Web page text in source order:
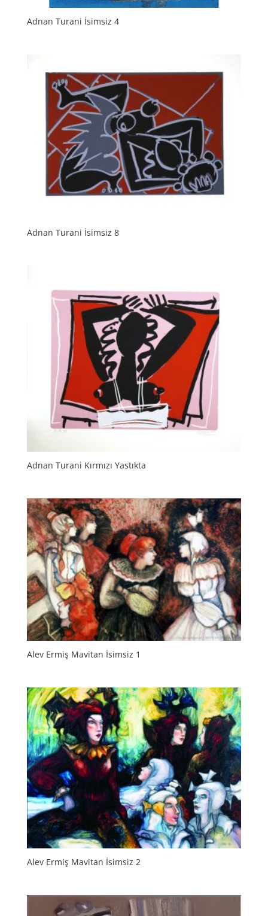
Adnan Turani İsimsiz 4
Adnan Turani İsimsiz 8
Adnan Turani Kırmızı Yastıkta
Alev Ermiş Mavitan İsimsiz 1
Alev Ermiş Mavitan İsimsiz 2